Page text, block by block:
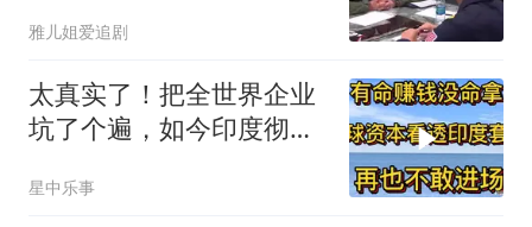
雅儿姐爱追剧
太真实了！把全世界企业
坑了个遍，如今印度彻底
星中乐事